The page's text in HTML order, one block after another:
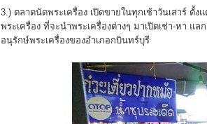
3.) ตลาดนัดพระเครื่อง เปิดขายในทุกเช้าวันเสาร์ ตั้ง
พระเครื่อง ที่จะนำพระเครื่องต่างๆ มาเปิดเช่า-หา
อนุรักษ์พระเครื่องของอำเภอกบินทร์บุรี